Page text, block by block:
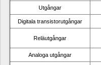
Utgångar
Digitala transistorutgångar
Reläutgångar
Analoga utgångar